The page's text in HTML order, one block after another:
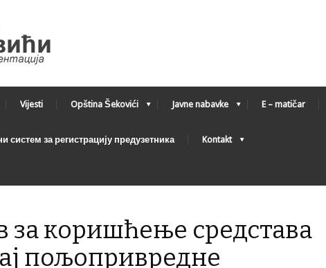
Vijesti Opština Šekovići Javne nabavke E – matičar
за регистрацију предузетника Kontakt
за коришћење средстава
пољопривредне